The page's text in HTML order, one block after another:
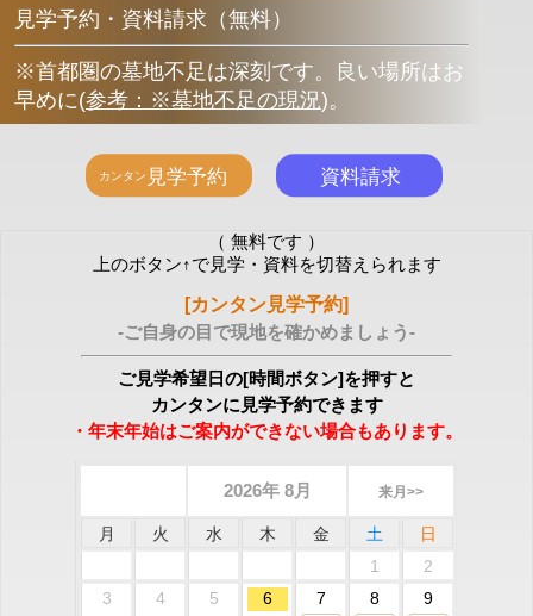
見学予約・資料請求（無料）
※首都圏の墓地不足は深刻です。良い場所はお
早めに(参考：※墓地不足の現況)。
（ 無料です ）
上のボタン↑で見学・資料を切替えられます
[カンタン見学予約]
-ご自身の目で現地を確かめましょう-
ご見学希望日の[時間ボタン]を押すと
カンタンに見学予約できます
・年末年始はご案内ができない場合もあります。
2026年 8月 来月>>
月 火 水 木 金 土
日
1
2
3
4 5 6 7 8 9